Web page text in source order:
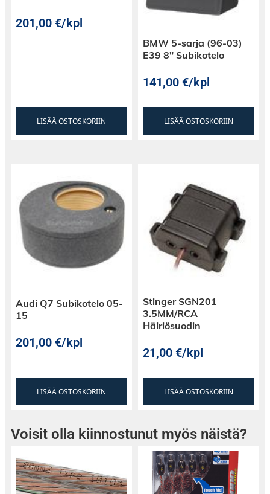
vuosienkin käytön jälkeen.
201,00€/kpl
LISÄÄ OSTOSKORIIN
BMW 5-sarja (96-03)
E39 8″ Subikotelo
141,00€/kpl
LISÄÄ OSTOSKORIIN
Audi Q7 Subikotelo 05-
15
201,00€/kpl
LISÄÄ OSTOSKORIIN
Stinger SGN201
3.5MM/RCA
Häiriösuodin
21,00€/kpl
LISÄÄ OSTOSKORIIN
Voisit olla kiinnostunut myös näistä?